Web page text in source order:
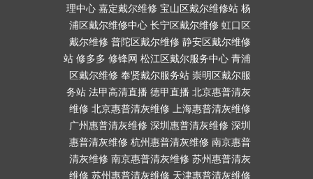
理中心 嘉定戴尔维修 宝山区戴尔维修站 杨
浦区戴尔维修中心 长宁区戴尔维修 虹口区
戴尔维修 普陀区戴尔维修 静安区戴尔维修
站 修多多 修锋网 松江区戴尔服务中心 青浦
区戴尔维修 奉贤戴尔服务站 崇明区戴尔服
务站 法甲高清直播 德甲直播 北京惠普清灰
维修 北京惠普清灰维修 上海惠普清灰维修
广州惠普清灰维修 深圳惠普清灰维修 深圳
惠普清灰维修 杭州惠普清灰维修 南京惠普
清灰维修 南京惠普清灰维修 苏州惠普清灰
维修 苏州惠普清灰维修 天津惠普清灰维修